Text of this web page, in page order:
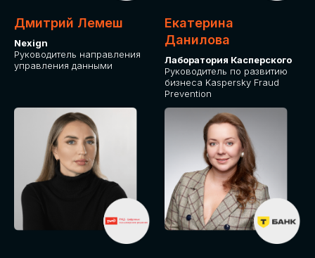
Дмитрий Лемеш
Nexign
Руководитель направления
управления данными
Екатерина
Данилова
Лаборатория Касперского
Руководитель по развитию
бизнеса Kaspersky Fraud
Prevention
Оплата через сервис Timepad
ПРИОБРЕСТИ БИЛЕТ